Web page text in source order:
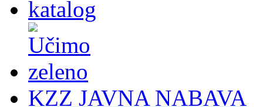
KZZ JAVNA NABAVA